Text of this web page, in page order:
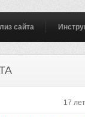
сайта
17 лет